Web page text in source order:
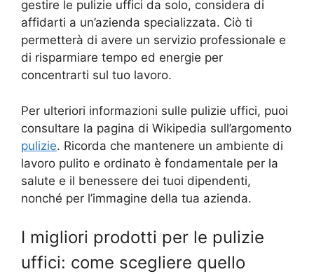
gestire le pulizie uffici da solo, considera di
affidarti a un’azienda specializzata. Ciò ti
permetterà di avere un servizio professionale e
di risparmiare tempo ed energie per
concentrarti sul tuo lavoro.
Per ulteriori informazioni sulle pulizie uffici, puoi
consultare la pagina di Wikipedia sull’argomento
pulizie. Ricorda che mantenere un ambiente di
lavoro pulito e ordinato è fondamentale per la
salute e il benessere dei tuoi dipendenti,
nonché per l’immagine della tua azienda.
I migliori prodotti per le pulizie
uffici: come scegliere quello